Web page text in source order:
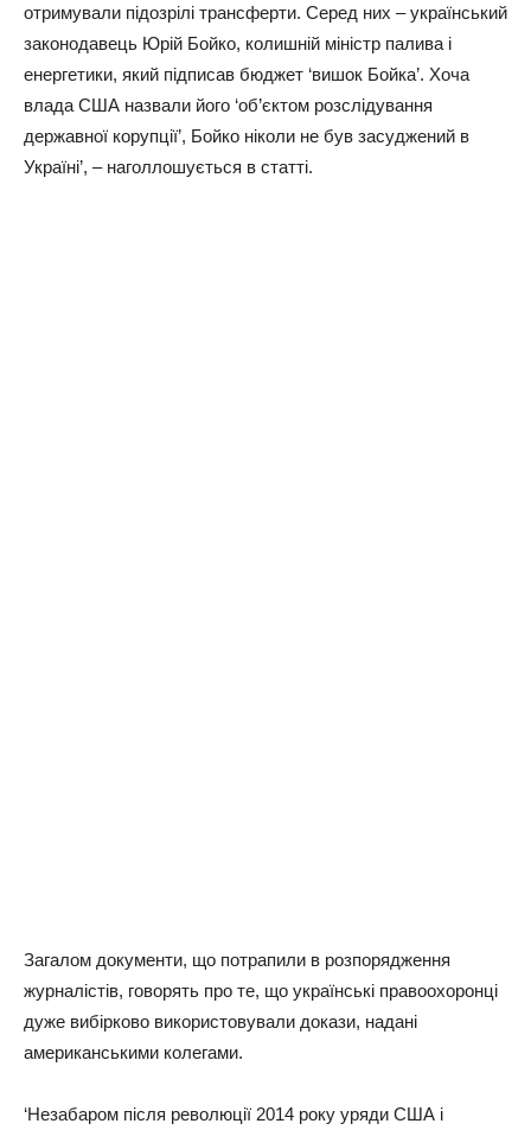
отримували підозрілі трансферти. Серед них – український
законодавець Юрій Бойко, колишній міністр палива і
енергетики, який підписав бюджет ‘вишок Бойка’. Хоча
влада США назвали його ‘об’єктом розслідування
державної корупції’, Бойко ніколи не був засуджений в
Україні’, – наголлошується в статті.
Загалом документи, що потрапили в розпорядження
журналістів, говорять про те, що українські правоохоронці
дуже вибірково використовували докази, надані
американськими колегами.
‘Незабаром після революції 2014 року уряди США і